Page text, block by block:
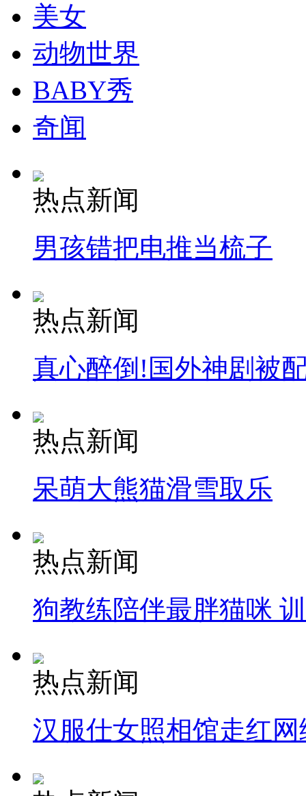
消防员救轻生者
美女
动物世界
BABY秀
奇闻
热点新闻
男孩错把电推当梳子
热点新闻
真心醉倒!国外神剧被
热点新闻
呆萌大熊猫滑雪取乐
热点新闻
狗教练陪伴最胖猫咪
热点新闻
汉服仕女照相馆走红网